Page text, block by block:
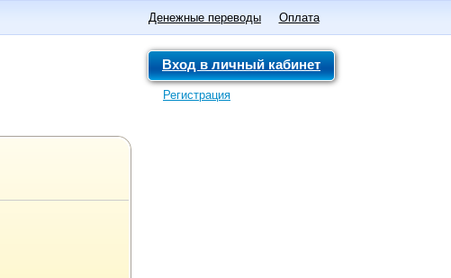
Денежные переводы Оплата
Вход в личный кабинет
Регистрация